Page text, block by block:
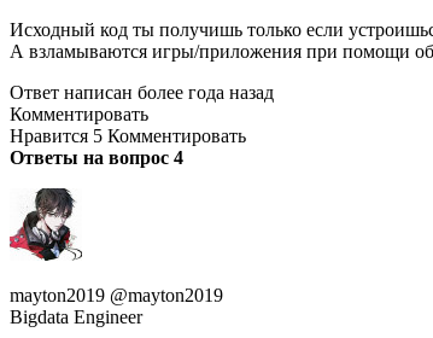
Исходный код ты получишь только если
А взламываются игры/приложения при помощи
Ответ написан более года назад
Комментировать
Нравится 5 Комментировать
Ответы на вопрос 4
mayton2019 @mayton2019
Bigdata Engineer